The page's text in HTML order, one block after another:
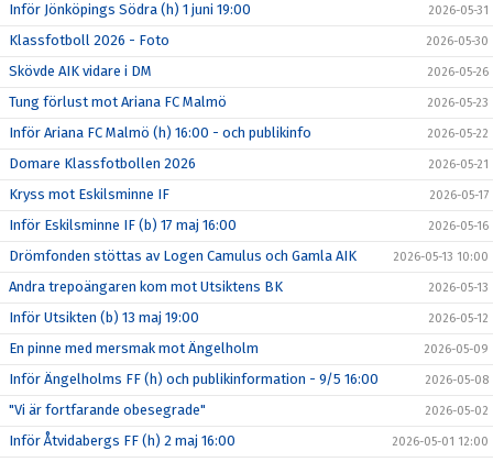
Inför Jönköpings Södra (h) 1 juni 19:00 2026-05-31
Klassfotboll 2026 - Foto 2026-05-30
Skövde AIK vidare i DM 2026-05-26
Tung förlust mot Ariana FC Malmö 2026-05-23
Inför Ariana FC Malmö (h) 16:00 - och publikinfo 2026-05-22
Domare Klassfotbollen 2026 2026-05-21
Kryss mot Eskilsminne IF 2026-05-17
Inför Eskilsminne IF (b) 17 maj 16:00 2026-05-16
Drömfonden stöttas av Logen Camulus och Gamla AIK 2026-05-13 10:00
Andra trepoängaren kom mot Utsiktens BK 2026-05-13
Inför Utsikten (b) 13 maj 19:00 2026-05-12
En pinne med mersmak mot Ängelholm 2026-05-09
Inför Ängelholms FF (h) och publikinformation - 9/5 16:00 2026-05-08
"Vi är fortfarande obesegrade" 2026-05-02
Inför Åtvidabergs FF (h) 2 maj 16:00 2026-05-01 12:00